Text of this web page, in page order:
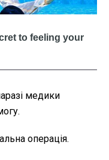
медики
операція.